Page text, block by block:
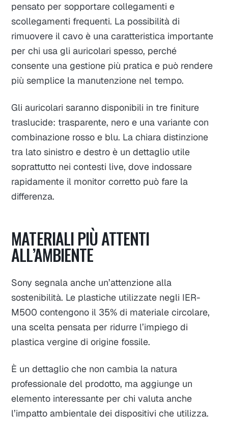
pensato per sopportare collegamenti e
scollegamenti frequenti. La possibilità di
rimuovere il cavo è una caratteristica importante
per chi usa gli auricolari spesso, perché
consente una gestione più pratica e può rendere
più semplice la manutenzione nel tempo.
Gli auricolari saranno disponibili in tre finiture
traslucide: trasparente, nero e una variante con
combinazione rosso e blu. La chiara distinzione
tra lato sinistro e destro è un dettaglio utile
soprattutto nei contesti live, dove indossare
rapidamente il monitor corretto può fare la
differenza.
MATERIALI PIÙ ATTENTI
ALL’AMBIENTE
Sony segnala anche un’attenzione alla
sostenibilità. Le plastiche utilizzate negli IER-
M500 contengono il 35% di materiale circolare,
una scelta pensata per ridurre l’impiego di
plastica vergine di origine fossile.
È un dettaglio che non cambia la natura
professionale del prodotto, ma aggiunge un
elemento interessante per chi valuta anche
l’impatto ambientale dei dispositivi che utilizza.